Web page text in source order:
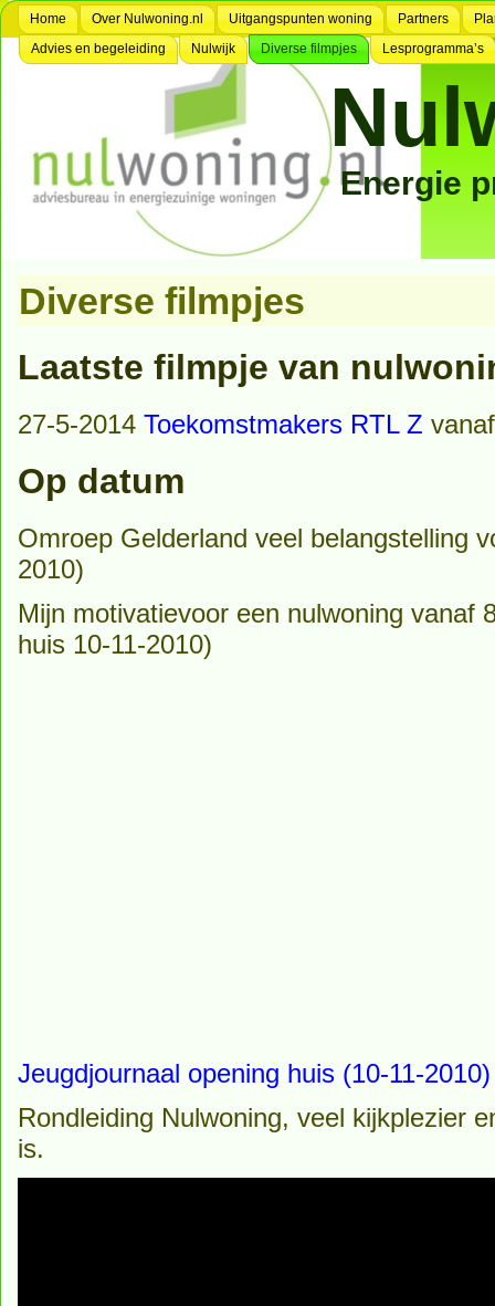
Home Over Nulwoning.nl Uitgangspunten woning Partners
Advies en begeleiding
Nulwijk Diverse filmpjes Lesprogramma’s
Energie
Diverse filmpjes
Laatste filmpje van
27-5-2014 Toekomstmakers RTL Z
Op datum
Omroep Gelderland veel belangstelling
2010)
Mijn motivatievoor een nulwoning vanaf
huis 10-11-2010)
Jeugdjournaal opening huis (10-11-2010)
Rondleiding Nulwoning, veel kijkplezier
is.